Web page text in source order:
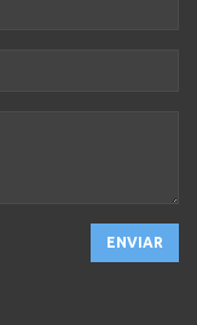
ENVIAR